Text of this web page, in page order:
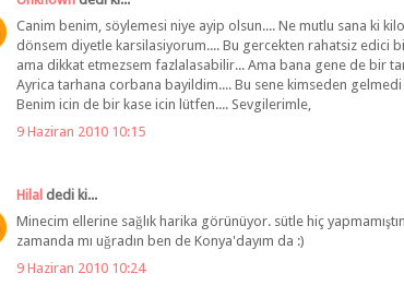
Canim benim, söylemesi niye ayip olsun.... Ne mutlu sana ki
dönsem diyetle karsilasiyorum.... Bu gercekten rahatsiz edici
ama dikkat etmezsem fazlalasabilir... Ama bana gene de bir
Ayrica tarhana corbana bayildim.... Bu sene kimseden
Benim icin de bir kase icin lütfen.... Sevgilerimle,
9 Haziran 2010 10:15
Hilal dedi ki...
Minecim ellerine sağlık harika görünüyor. sütle hiç
zamanda mı uğradın ben de Konya'dayım da :)
9 Haziran 2010 10:24